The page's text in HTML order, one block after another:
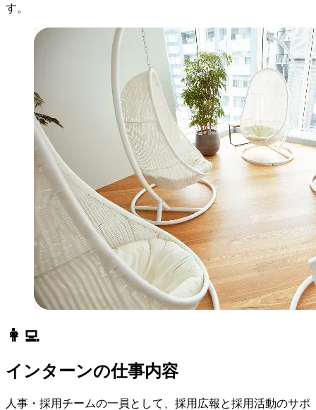
す。
👩‍💻
インターンの仕事内容
人事・採用チームの一員として、採用広報と採用活動のサポ